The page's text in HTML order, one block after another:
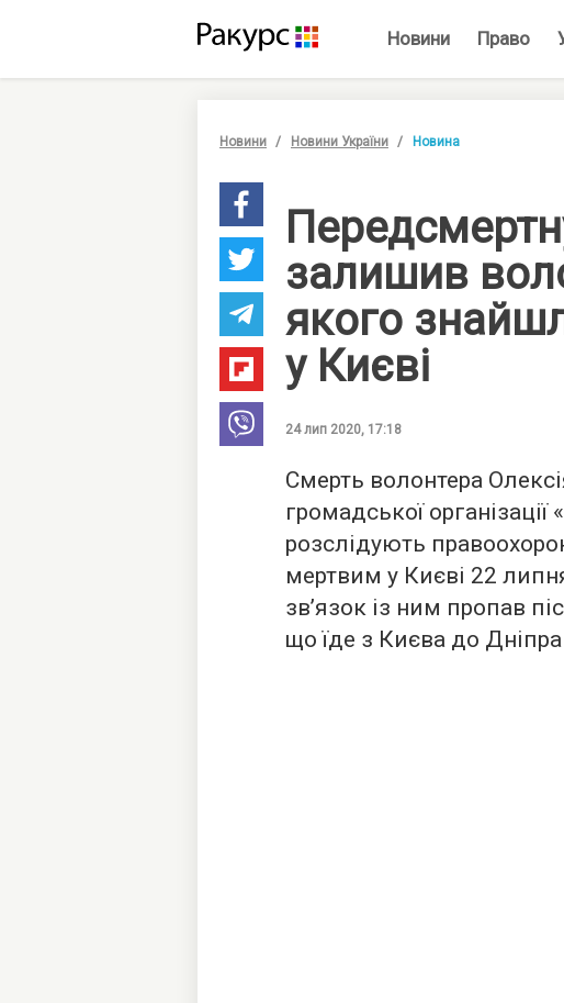
Новини Право
Новини Новини України Новина
залишив
якого
у Києві
24 лип 2020, 17:18
Смерть волонтера
громадської
розслідують
мертвим у Києві 22
зв’язок із ним пропав
що їде з Києва до Дніпра